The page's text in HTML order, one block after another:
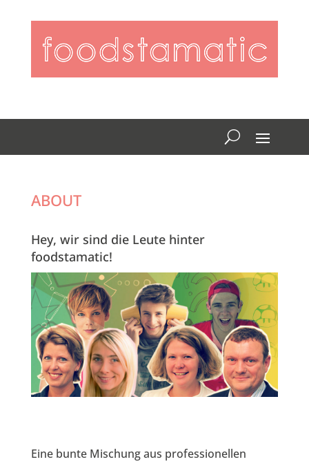
ABOUT
Hey, wir sind die Leute hinter
foodstamatic!
Eine bunte Mischung aus professionellen